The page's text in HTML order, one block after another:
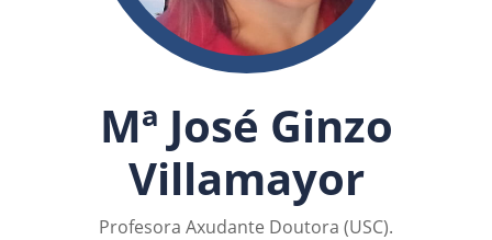
Mª José Ginzo
Villamayor
Profesora Axudante Doutora (USC).